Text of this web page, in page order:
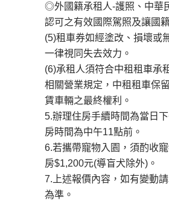
◎外國籍承租人-護照、中華
認可之有效國際駕照及讓國
(5)租車券如經塗改、損壞或
一律視同失去效力。
(6)承租人須符合中租租車承
相關營業規定，中租租車保
賃車輛之最終權利。
5.辦理住房手續時間為當日
房時間為中午11點前。
6.若攜帶寵物入園，須酌收
房$1,200元(導盲犬除外)。
7.上述報價內容，如有變動
為準。